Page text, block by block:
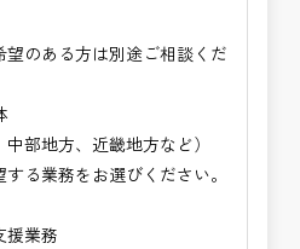
のある方は別途ご相談くだ
部地方、近畿地方など）
る業務をお選びください。
援業務